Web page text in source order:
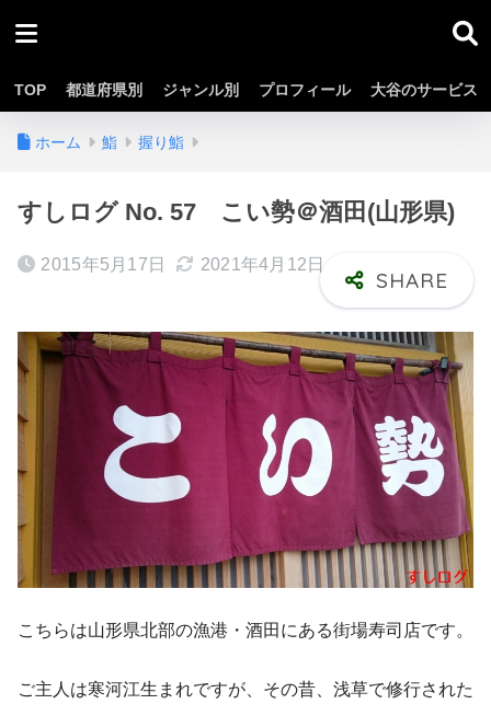
TOP 都道府県別 ジャンル別 プロフィール 大谷のサービス
ホーム 鮨 握り鮨
すしログ No. 57 こい勢＠酒田(山形県)
2015年5月17日 2021年4月12日
こちらは山形県北部の漁港・酒田にある街場寿司店です。
ご主人は寒河江生まれですが、その昔、浅草で修行された